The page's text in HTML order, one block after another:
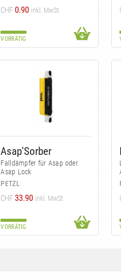
CHF 0.90 inkl. MwSt
VORRÄTIG
Asap'Sorber
Falldämpfer für Asap oder
Asap Lock
PETZL
CHF 33.90 inkl. MwSt
VORRÄTIG